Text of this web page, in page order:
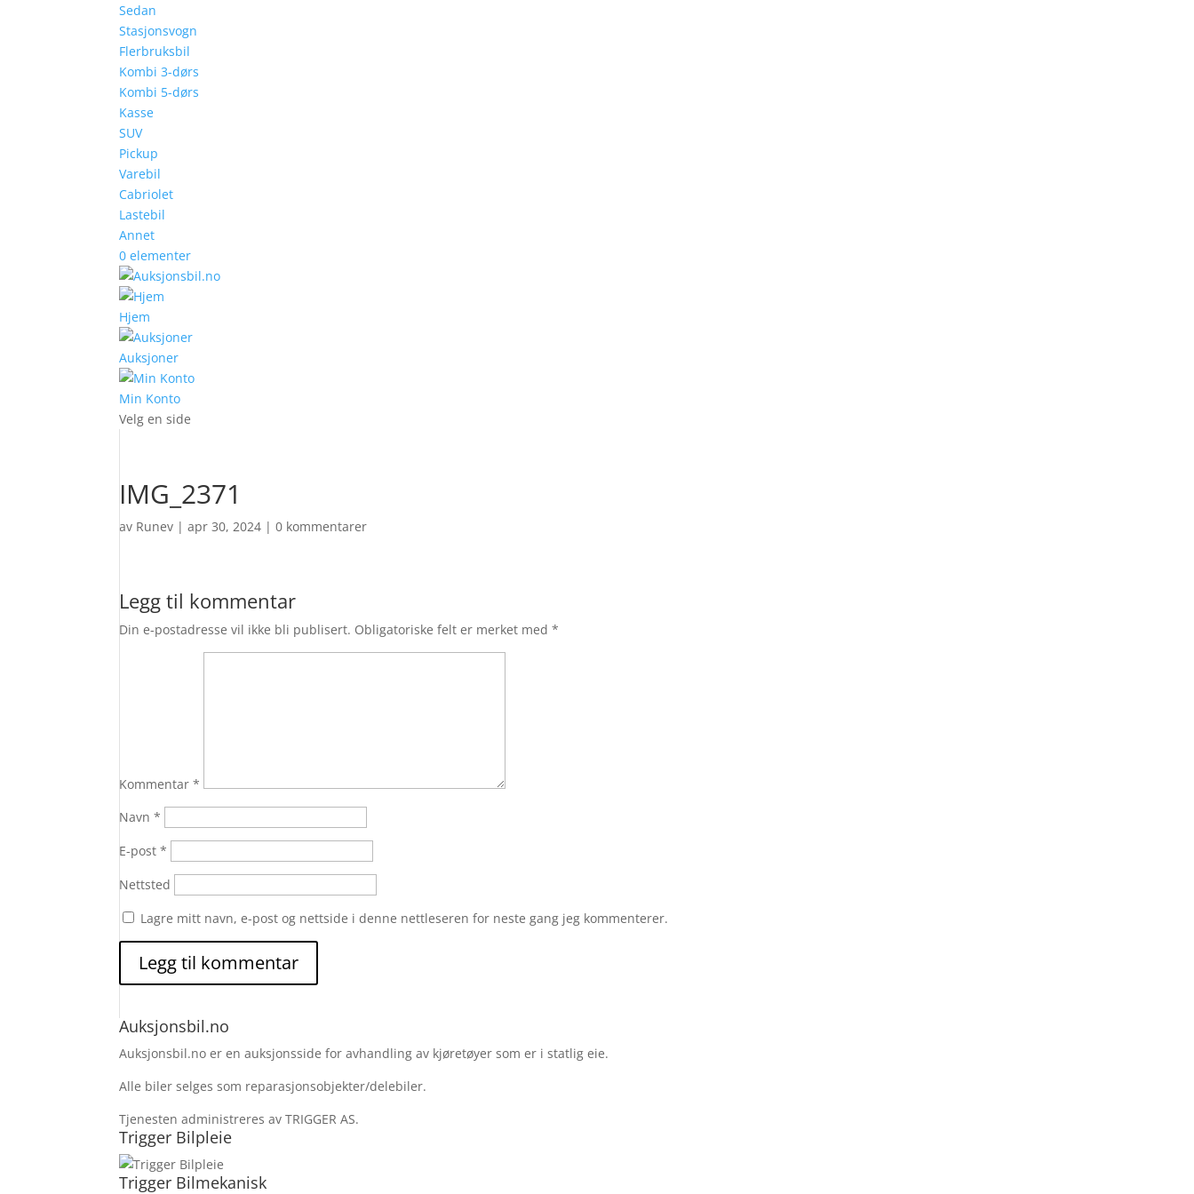
Sedan
Stasjonsvogn
Flerbruksbil
Kombi 3-dørs
Kombi 5-dørs
Kasse
SUV
Pickup
Varebil
Cabriolet
Lastebil
Annet
0 elementer
Hjem
Auksjoner
Min Konto
Velg en side
IMG_2371
av Runev |apr 30, 2024 |0 kommentarer
Legg til kommentar
Din e-postadresse vil ikke bli publisert. Obligatoriske felt er merket med*
Kommentar*
Navn*
E-post*
Nettsted
Lagre mitt navn, e-post og nettside i denne nettleseren for neste gang jeg kommenterer.
Auksjonsbil.no
Auksjonsbil.no er en auksjonsside for avhandling av kjøretøyer som er i statlig eie.
Alle biler selges som reparasjonsobjekter/delebiler.
Tjenesten administreres av TRIGGER AS.
Trigger Bilpleie
Trigger Bilmekanisk